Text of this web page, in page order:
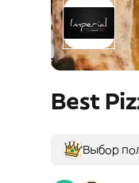
Best
Выбор